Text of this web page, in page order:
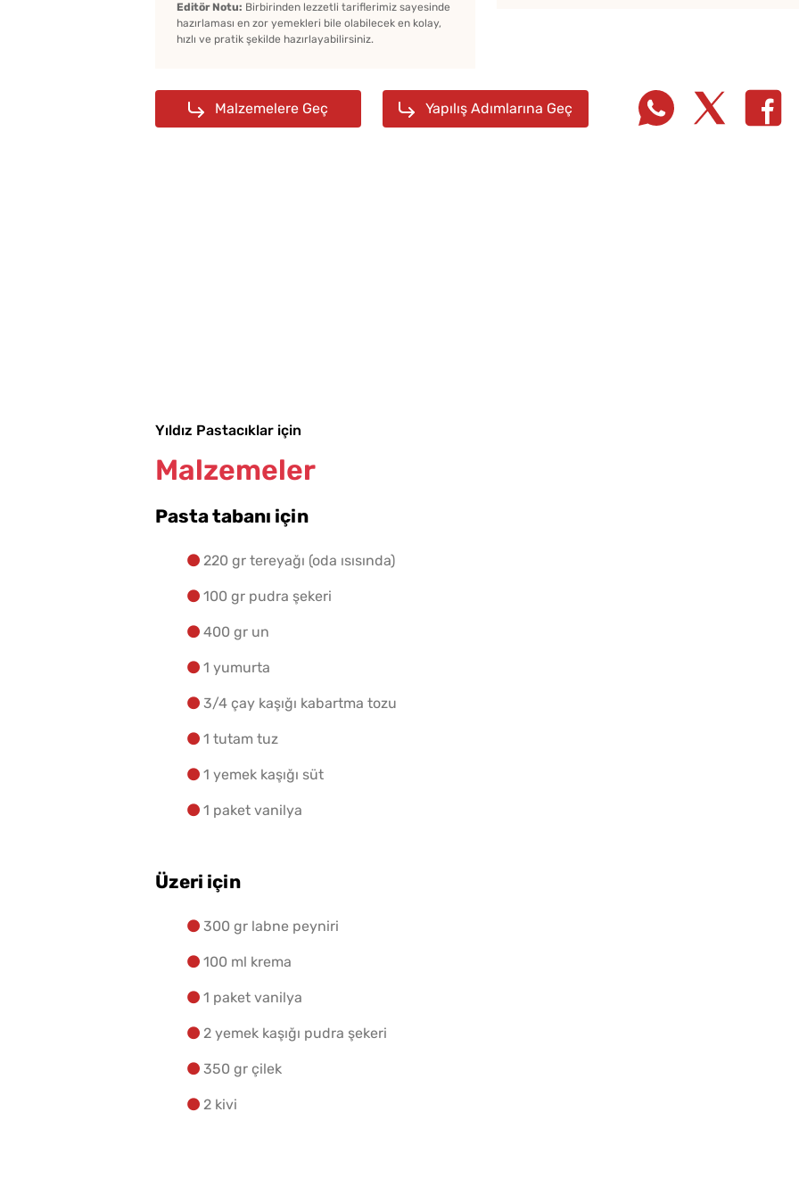
Editör Notu: Birbirinden lezzetli tariflerimiz sayesinde
hazırlaması en zor yemekleri bile olabilecek en kolay,
hızlı ve pratik şekilde hazırlayabilirsiniz.
Malzemelere Geç Yapılış Adımlarına Geç
Mayalandırılır?
Evde
Yıldız Pastacıklar için
Malzemeler
Pasta tabanı için
220 gr tereyağı (oda ısısında)
100 gr pudra şekeri
400 gr un
1 yumurta
3/4 çay kaşığı kabartma tozu
1 tutam tuz
1 yemek kaşığı süt
1 paket vanilya
Üzeri için
300 gr labne peyniri
100 ml krema
1 paket vanilya
2 yemek kaşığı pudra şekeri
350 gr çilek
2 kivi